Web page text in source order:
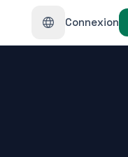
Connexion